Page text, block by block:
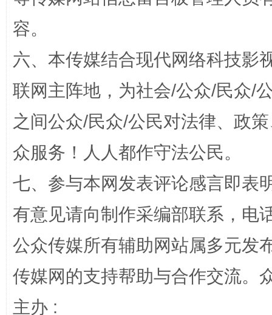
“蜀中异人”王建安的艺术幻境
容。
六、本传媒结合现代网络科技影
联网主阵地，为社会/公众/民众/
之间公众/民众/公民对法律、政
众服务！人人都作守法公民。
七、参与本网发表评论感言即表
有意见请向制作采编部联系，电
公众传媒所有辅助网站属多元发
传媒网的支持帮助与合作交流。
主办 :